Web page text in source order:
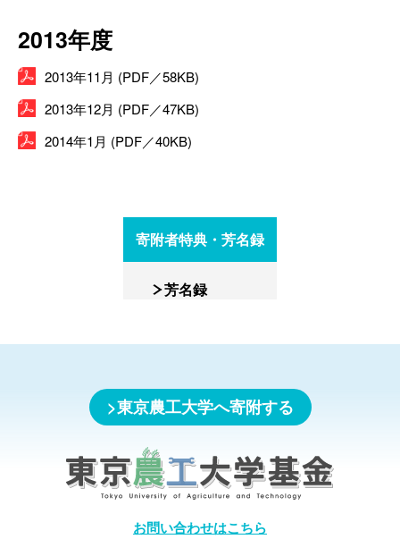
2013年度
2013年11月 (PDF／58KB)
2013年12月 (PDF／47KB)
2014年1月 (PDF／40KB)
寄附者特典・芳名録
芳名録
東京農工大学へ寄附する
お問い合わせはこちら